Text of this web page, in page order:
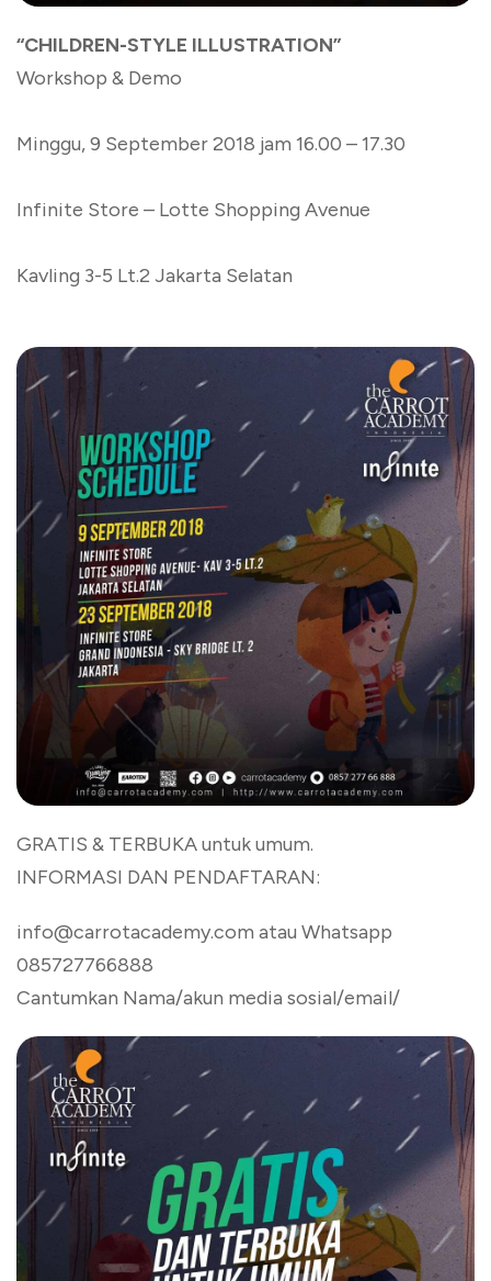
“CHILDREN-STYLE ILLUSTRATION”
Workshop & Demo
Minggu, 9 September 2018 jam 16.00 – 17.30
Infinite Store – Lotte Shopping Avenue
Kavling 3-5 Lt.2 Jakarta Selatan
GRATIS & TERBUKA untuk umum.
INFORMASI DAN PENDAFTARAN:
info@carrotacademy.com atau Whatsapp
085727766888
Cantumkan Nama/akun media sosial/email/